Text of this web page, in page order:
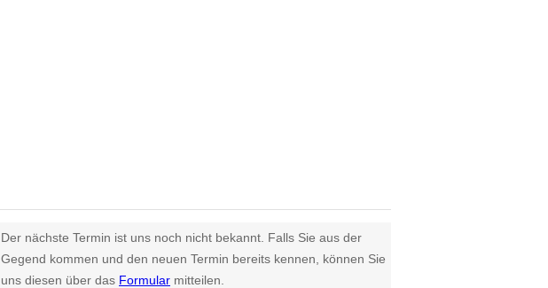
Der nächste Termin ist uns noch nicht bekannt. Falls Sie aus der
Gegend kommen und den neuen Termin bereits kennen, können Sie
uns diesen über das Formular mitteilen.